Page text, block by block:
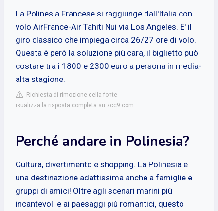
La Polinesia Francese si raggiunge dall'Italia con
volo AirFrance-Air Tahiti Nui via Los Angeles. E' il
giro classico che impiega circa 26/27 ore di volo.
Questa è però la soluzione più cara, il biglietto può
costare tra i 1800 e 2300 euro a persona in media-
alta stagione.
Richiesta di rimozione della fonte
isualizza la risposta completa su 7cc9.com
Perché andare in Polinesia?
Cultura, divertimento e shopping. La Polinesia è
una destinazione adattissima anche a famiglie e
gruppi di amici! Oltre agli scenari marini più
incantevoli e ai paesaggi più romantici, questo